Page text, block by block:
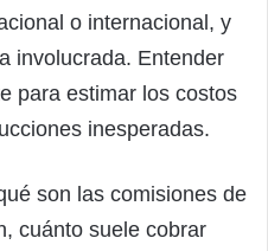
o internacional, y
involucrada. Entender
para estimar los costos
inesperadas.
son las comisiones de
cuánto suele cobrar